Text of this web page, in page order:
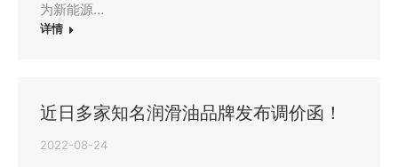
为新能源…
详情
近日多家知名润滑油品牌发布调价函！
2022-08-24